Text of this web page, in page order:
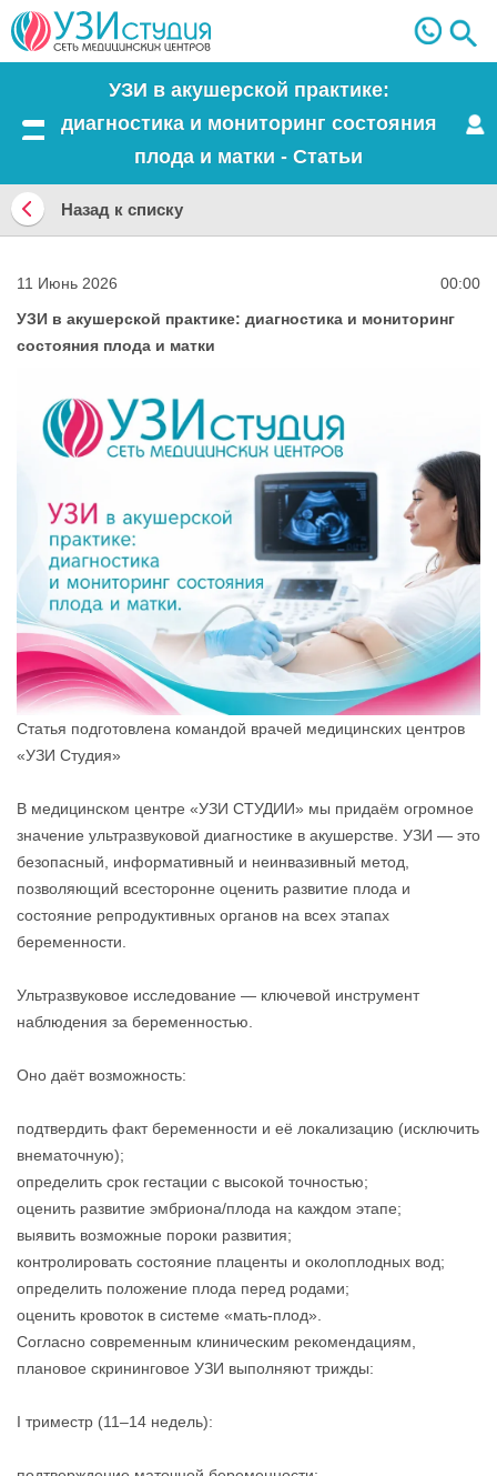
УЗИ в акушерской практике:
диагностика и мониторинг состояния
плода и матки - Статьи
Назад
к
списку
Назад к списку
11 Июнь 2026
00:00
УЗИ в акушерской практике: диагностика и мониторинг
состояния плода и матки
Статья подготовлена командой врачей медицинских центров
«УЗИ Студия»
В медицинском центре «УЗИ СТУДИИ» мы придаём огромное
значение ультразвуковой диагностике в акушерстве. УЗИ — это
безопасный, информативный и неинвазивный метод,
позволяющий всесторонне оценить развитие плода и
состояние репродуктивных органов на всех этапах
беременности.
Ультразвуковое исследование — ключевой инструмент
наблюдения за беременностью.
Оно даёт возможность:
подтвердить факт беременности и её локализацию (исключить
внематочную);
определить срок гестации с высокой точностью;
оценить развитие эмбриона/плода на каждом этапе;
выявить возможные пороки развития;
контролировать состояние плаценты и околоплодных вод;
определить положение плода перед родами;
оценить кровоток в системе «мать‑плод».
Согласно современным клиническим рекомендациям,
плановое скрининговое УЗИ выполняют трижды:
I триместр (11–14 недель):